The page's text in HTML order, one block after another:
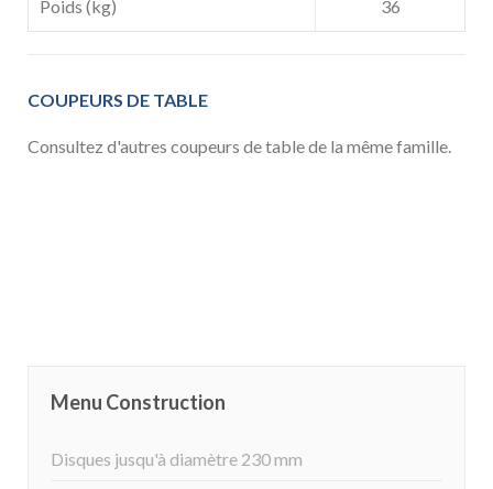
Poids (kg) 36
COUPEURS DE TABLE
Consultez d'autres coupeurs de table de la même famille.
Menu Construction
Disques jusqu'à diamètre 230 mm